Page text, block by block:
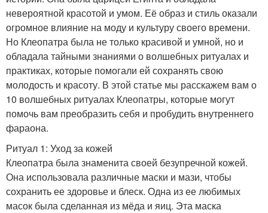
невероятной красотой и умом. Её образ и стиль оказали
огромное влияние на моду и культуру своего времени.
Но Клеопатра была не только красивой и умной, но и
обладала тайными знаниями о волшебных ритуалах и
практиках, которые помогали ей сохранять свою
молодость и красоту. В этой статье мы расскажем вам о
10 волшебных ритуалах Клеопатры, которые могут
помочь вам преобразить себя и пробудить внутреннего
фараона.
Ритуал 1: Уход за кожей
Клеопатра была знаменита своей безупречной кожей.
Она использовала различные маски и мази, чтобы
сохранить ее здоровье и блеск. Одна из ее любимых
масок была сделанная из мёда и яиц. Эта маска